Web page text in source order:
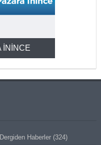
İNİNCE
Dergiden Haberler (324)